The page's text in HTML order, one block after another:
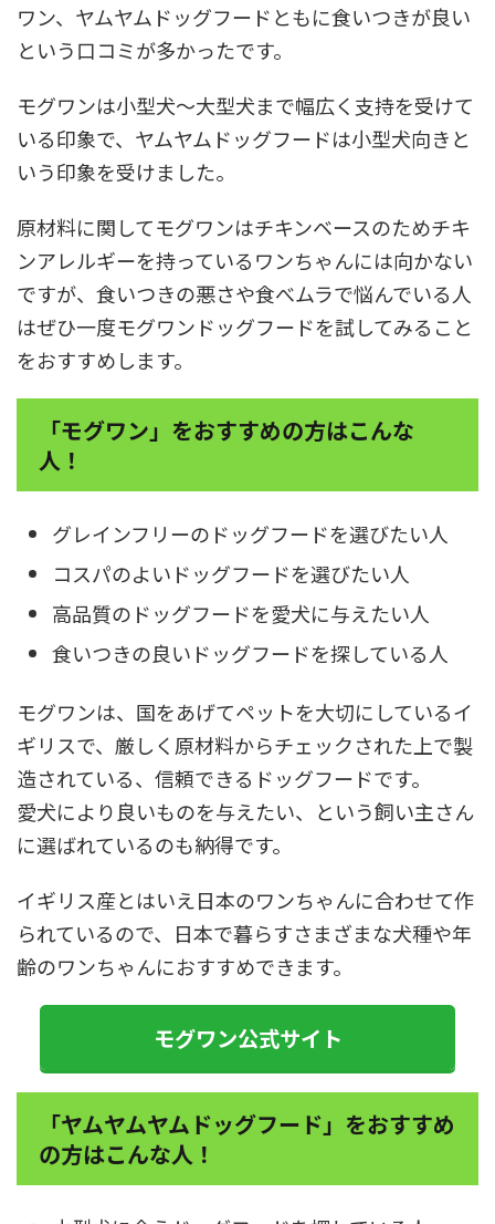
ワン、ヤムヤムドッグフードともに食いつきが良い
という口コミが多かったです。
モグワンは小型犬～大型犬まで幅広く支持を受けて
いる印象で、ヤムヤムドッグフードは小型犬向きと
いう印象を受けました。
原材料に関してモグワンはチキンベースのためチキ
ンアレルギーを持っているワンちゃんには向かない
ですが、食いつきの悪さや食べムラで悩んでいる人
はぜひ一度モグワンドッグフードを試してみること
をおすすめします。
「モグワン」をおすすめの方はこんな
人！
グレインフリーのドッグフードを選びたい人
コスパのよいドッグフードを選びたい人
高品質のドッグフードを愛犬に与えたい人
食いつきの良いドッグフードを探している人
モグワンは、国をあげてペットを大切にしているイ
ギリスで、厳しく原材料からチェックされた上で製
造されている、信頼できるドッグフードです。
愛犬により良いものを与えたい、という飼い主さん
に選ばれているのも納得です。
イギリス産とはいえ日本のワンちゃんに合わせて作
られているので、日本で暮らすさまざまな犬種や年
齢のワンちゃんにおすすめできます。
モグワン公式サイト
「ヤムヤムヤムドッグフード」をおすすめ
の方はこんな人！